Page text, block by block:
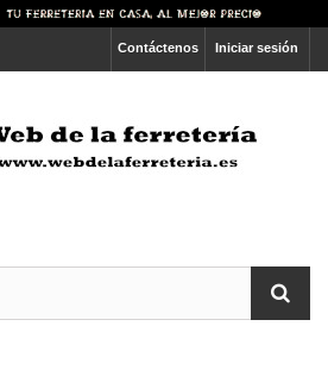
Iniciar sesión
Contáctenos